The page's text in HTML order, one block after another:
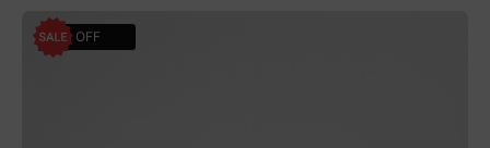
44% OFF